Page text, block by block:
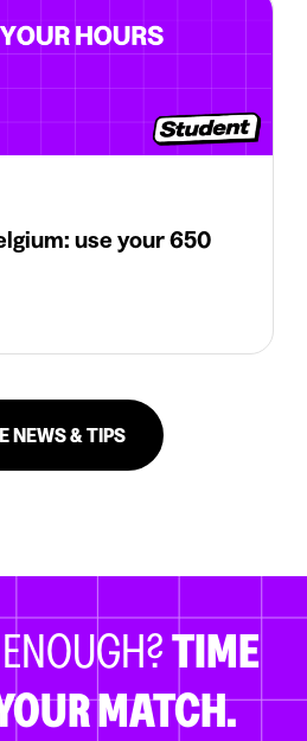
use your 650
NEWS & TIPS
TIME
MATCH.